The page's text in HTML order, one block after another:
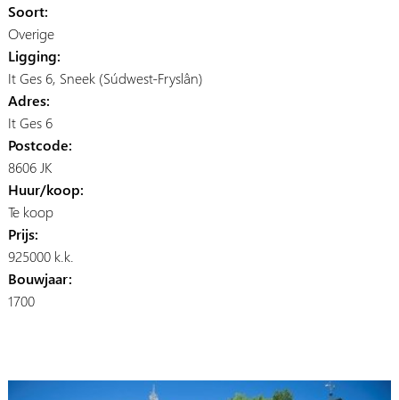
Soort:
Overige
Ligging:
It Ges 6, Sneek (Súdwest-Fryslân)
Adres:
It Ges 6
Postcode:
8606 JK
Huur/koop:
Te koop
Prijs:
925000 k.k.
Bouwjaar:
1700